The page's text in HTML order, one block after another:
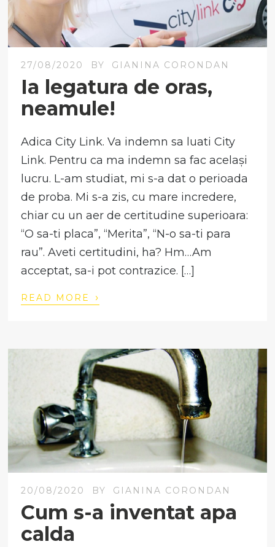
27/08/2020 BY GIANINA CORONDAN
Ia legatura de oras,
neamule!
Adica City Link. Va indemn sa luati City
Link. Pentru ca ma indemn sa fac același
lucru. L-am studiat, mi s-a dat o perioada
de proba. Mi s-a zis, cu mare incredere,
chiar cu un aer de certitudine superioara:
“O sa-ti placa”, “Merita”, “N-o sa-ti para
rau”. Aveti certitudini, ha? Hm…Am
acceptat, sa-i pot contrazice. […]
READ MORE ›
20/08/2020 BY GIANINA CORONDAN
Cum s-a inventat apa
calda